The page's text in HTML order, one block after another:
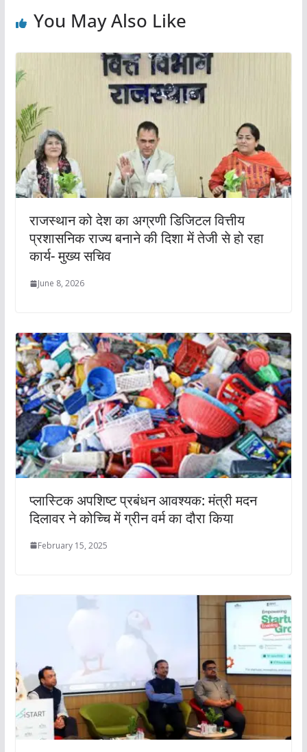
You May Also Like
राजस्थान को देश का अग्रणी डिजिटल वित्तीय
प्रशासनिक राज्य बनाने की दिशा में तेजी से हो रहा
कार्य- मुख्य सचिव
June 8, 2026
प्लास्टिक अपशिष्ट प्रबंधन आवश्यक: मंत्री मदन
दिलावर ने कोच्चि में ग्रीन वर्म का दौरा किया
February 15, 2025